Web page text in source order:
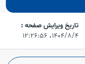
تاریخ ویرایش صفحه :
۱۴۰۴/۸/۴،‏ ۱۲:۲۶:۵۶